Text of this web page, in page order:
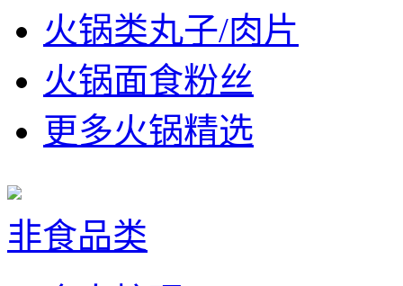
火锅类丸子/肉片
火锅面食粉丝
更多火锅精选
非食品类